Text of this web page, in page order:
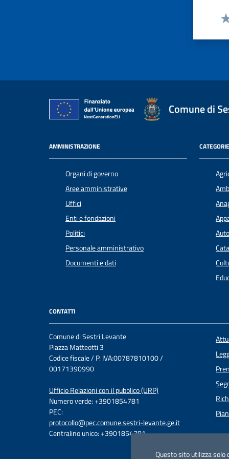
Questo sito utilizza
Comune di
AMMINISTRAZIONE
Organi di governo
Aree amministrative
Uffici
Enti e fondazioni
Politici
Personale amministrativo
Documenti e dati
CONTATTI
Comune di Sestri Levante
Piazza Matteotti 3
Codice fiscale / P. IVA:00787810100 /
00171390990
Ufficio Relazioni con il pubblico (URP)
Numero verde: +3901854781
PEC:
protocollo@pec.comune.sestri-levante.ge.it
Centralino unico: +3901854781